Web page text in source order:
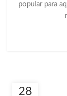
popular para
28